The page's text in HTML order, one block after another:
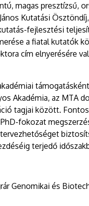
magas presztízsű,
Kutatási
fejlesztési
a fiatal kutatók
cím elnyerésére
Akadémia, az MTA
tagjai között.
fokozat
terjedő
Genomikai és